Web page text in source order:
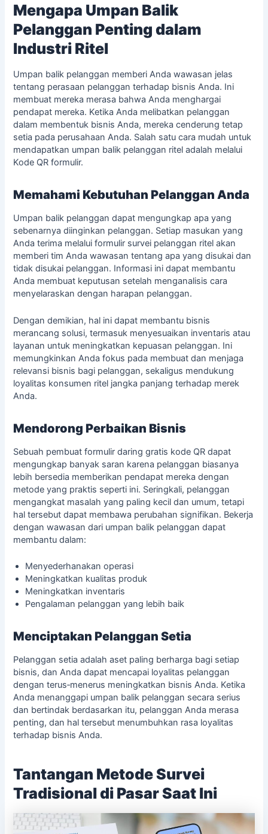
Mengapa Umpan Balik
Pelanggan Penting dalam
Industri Ritel
Umpan balik pelanggan memberi Anda wawasan jelas
tentang perasaan pelanggan terhadap bisnis Anda. Ini
membuat mereka merasa bahwa Anda menghargai
pendapat mereka. Ketika Anda melibatkan pelanggan
dalam membentuk bisnis Anda, mereka cenderung tetap
setia pada perusahaan Anda. Salah satu cara mudah untuk
mendapatkan umpan balik pelanggan ritel adalah melalui
Kode QR formulir.
Memahami Kebutuhan Pelanggan Anda
Umpan balik pelanggan dapat mengungkap apa yang
sebenarnya diinginkan pelanggan. Setiap masukan yang
Anda terima melalui formulir survei pelanggan ritel akan
memberi tim Anda wawasan tentang apa yang disukai dan
tidak disukai pelanggan. Informasi ini dapat membantu
Anda membuat keputusan setelah menganalisis cara
menyelaraskan dengan harapan pelanggan.
Dengan demikian, hal ini dapat membantu bisnis
merancang solusi, termasuk menyesuaikan inventaris atau
layanan untuk meningkatkan kepuasan pelanggan. Ini
memungkinkan Anda fokus pada membuat dan menjaga
relevansi bisnis bagi pelanggan, sekaligus mendukung
loyalitas konsumen ritel jangka panjang terhadap merek
Anda.
Mendorong Perbaikan Bisnis
Sebuah pembuat formulir daring gratis kode QR dapat
mengungkap banyak saran karena pelanggan biasanya
lebih bersedia memberikan pendapat mereka dengan
metode yang praktis seperti ini. Seringkali, pelanggan
mengangkat masalah yang paling kecil dan umum, tetapi
hal tersebut dapat membawa perubahan signifikan. Bekerja
dengan wawasan dari umpan balik pelanggan dapat
membantu dalam:
Menyederhanakan operasi
Meningkatkan kualitas produk
Meningkatkan inventaris
Pengalaman pelanggan yang lebih baik
Menciptakan Pelanggan Setia
Pelanggan setia adalah aset paling berharga bagi setiap
bisnis, dan Anda dapat mencapai loyalitas pelanggan
dengan terus‑menerus meningkatkan bisnis Anda. Ketika
Anda menanggapi umpan balik pelanggan secara serius
dan bertindak berdasarkan itu, pelanggan Anda merasa
penting, dan hal tersebut menumbuhkan rasa loyalitas
terhadap bisnis Anda.
Tantangan Metode Survei
Tradisional di Pasar Saat Ini